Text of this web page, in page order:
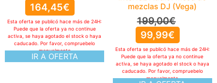
164,45€
IR A OFERTA
Esta oferta se publicó hace más de 24H:
Puede que la oferta ya no continue
activa, se haya agotado el stock o haya
caducado. Por favor, compruebelo
manualmente